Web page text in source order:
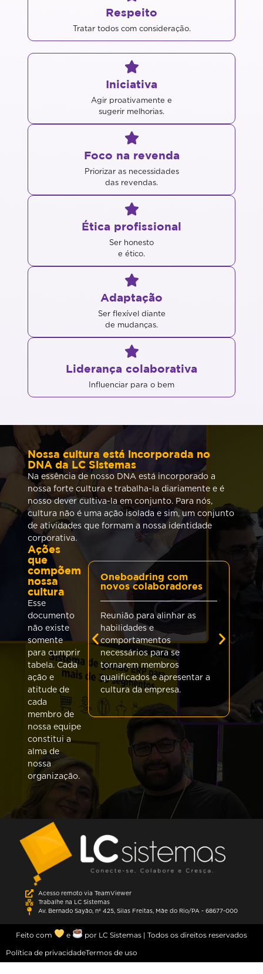
Respeito
Tratar todos com consideração.
Iniciativa
Agir proativamente e
sugerir melhorias.
Foco na revenda
Priorizar as necessidades
das revendas.
Ética profissional
Ser honesto
e ético.
Adaptação
Ser flexível diante
de mudanças.
Liderança colaborativa
Influenciar para o bem
Nossa cultura está incorporada no
DNA da LC Sistemas
Na essência de nosso DNA está incorporado a
nossa forte cultura e trabalha-la diariamente e é
nosso dever cultiva-la em conjunto. Para nós,
cultura não é uma ação isolada e sim, um conjunto
de atividades que formam a nossa identidade
corporativa.
Ações
que
compõem
nossa
cultura
Esse
documento
não existe
somente
para cumprir
tabela. Cada
ação e
atitude de
cada
membro de
nossa equipe
constitui a
alma de
nossa
organização.
Oneboadring com
novos colaboradores
Reunião para alinhar as
habilidades e
comportamentos
necessários para se
tornarem membros
qualificados e apresentar a
cultura da empresa.
Acesso remoto via TeamViewer
Trabalhe na LC Sistemas
Av. Bernado Sayão, nº 425, Silas Freitas, Mãe do Rio/PA - 68677-000
Feito com e
por LC Sistemas | Todos os direitos reservados
Termos de uso
Política de privacidade